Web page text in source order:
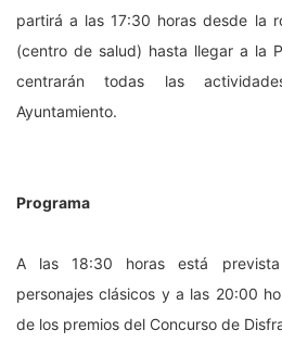
partirá a las 17:30 horas desde la
(centro de salud) hasta llegar a la
centrarán todas las
Ayuntamiento.
Programa
A las 18:30 horas está
personajes clásicos y a las 20:00
de los premios del Concurso de